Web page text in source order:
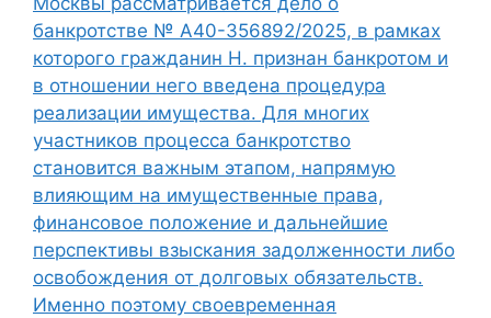
банкротстве № А40-356892/2025, в рамках
которого гражданин Н. признан банкротом и
в отношении него введена процедура
реализации имущества. Для многих
участников процесса банкротство
становится важным этапом, напрямую
влияющим на имущественные права,
финансовое положение и дальнейшие
перспективы взыскания задолженности либо
освобождения от долговых обязательств.
Именно поэтому своевременная